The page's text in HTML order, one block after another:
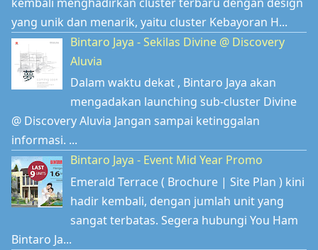
yang unik dan menarik, yaitu cluster Kebayoran H...
Bintaro Jaya - Sekilas Divine @ Discovery
Aluvia
Dalam waktu dekat , Bintaro Jaya akan
mengadakan launching sub-cluster Divine
@ Discovery Aluvia Jangan sampai ketinggalan
informasi. ...
Bintaro Jaya - Event Mid Year Promo
Emerald Terrace ( Brochure | Site Plan ) kini
hadir kembali, dengan jumlah unit yang
sangat terbatas. Segera hubungi You Ham
Bintaro Ja...